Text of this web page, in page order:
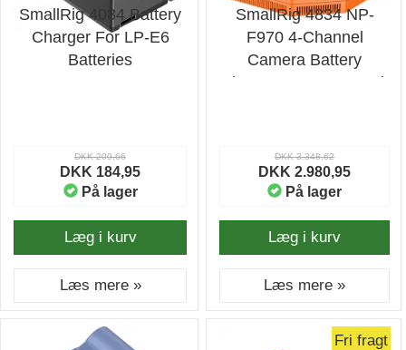
SmallRig 4084 Battery
Charger For LP-E6
Batteries
DKK 209,66
DKK 184,95
På lager
Læg i kurv
Læs mere »
SmallRig 4834 NP-
F970 4-Channel
Camera Battery
Charger & 4-Battery Kit
DKK 3.348,62
DKK 2.980,95
På lager
Læg i kurv
Læs mere »
Fri fragt